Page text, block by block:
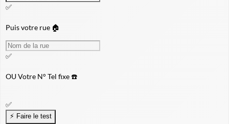
✅
Puis votre rue 🏠
✅
OUVotre N° Tel fixe ☎️
✅